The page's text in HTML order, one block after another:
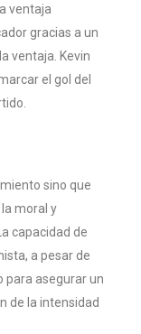
ventaja
gracias a un
ventaja. Kevin
el gol del
sino que
moral y
capacidad de
a pesar de
para asegurar un
de la intensidad